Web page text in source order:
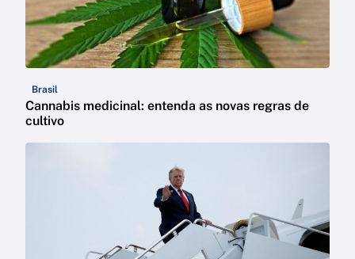
Brasil
Cannabis medicinal: entenda as novas regras de
cultivo